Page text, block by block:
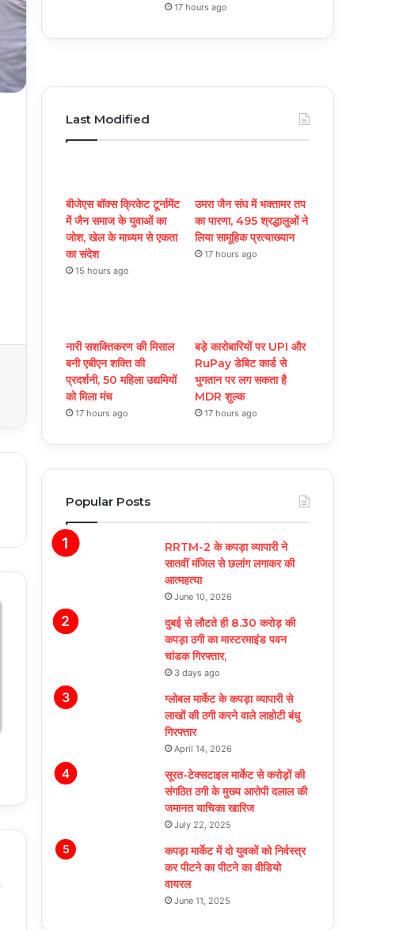
17 hours ago
Last Modified
बीजेएस बॉक्स क्रिकेट टूर्नामेंट
में जैन समाज के युवाओं का
जोश, खेल के माध्यम से एकता
का संदेश
15 hours ago
उमरा जैन संघ में भक्तामर तप
का पारणा, 495 श्रद्धालुओं ने
लिया सामूहिक प्रत्याख्यान
17 hours ago
नारी सशक्तिकरण की मिसाल
बनी एबीएन शक्ति की
प्रदर्शनी, 50 महिला उद्यमियों
को मिला मंच
17 hours ago
बड़े कारोबारियों पर UPI और
RuPay डेबिट कार्ड से
भुगतान पर लग सकता है
MDR शुल्क
17 hours ago
Popular Posts
RRTM-2 के कपड़ा व्यापारी ने
सातवीं मंजिल से छलांग लगाकर की
आत्महत्या
June 10, 2026
दुबई से लौटते ही 8.30 करोड़ की
कपड़ा ठगी का मास्टरमाइंड पवन
चांडक गिरफ्तार,
3 days ago
ग्लोबल मार्केट के कपड़ा व्यापारी से
लाखों की ठगी करने वाले लाहोटी बंधु
गिरफ्तार
April 14, 2026
सूरत-टेक्सटाइल मार्केट से करोड़ों की
संगठित ठगी के मुख्य आरोपी दलाल की
जमानत याचिका खारिज
July 22, 2025
कपड़ा मार्केट में दो युवकों को निर्वस्त्र
कर पीटने का पीटने का वीडियो
वायरल
June 11, 2025